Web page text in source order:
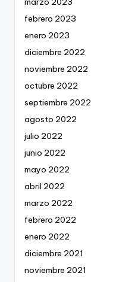
febrero 2023
enero 2023
diciembre 2022
noviembre 2022
octubre 2022
septiembre 2022
agosto 2022
julio 2022
junio 2022
mayo 2022
abril 2022
marzo 2022
febrero 2022
enero 2022
diciembre 2021
noviembre 2021